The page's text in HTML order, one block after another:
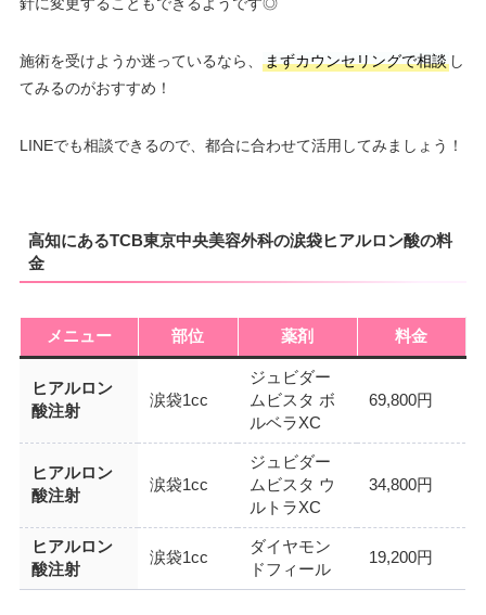
施術を受けようか迷っているなら、 まずカウンセリングで相談し
てみるのがおすすめ！
LINEでも相談できるので、都合に合わせて活用してみましょう！
高知にあるTCB東京中央美容外科の涙袋ヒアルロン酸の料
金
メニュー 部位 薬剤 料金
ヒアルロン
酸注射
涙袋1cc
ジュビダー
ムビスタ ボ
ルベラXC
69,800円
ヒアルロン
酸注射
涙袋1cc
ジュビダー
ムビスタ ウ
ルトラXC
34,800円
ヒアルロン
酸注射
涙袋1cc
ダイヤモン
ドフィール
19,200円